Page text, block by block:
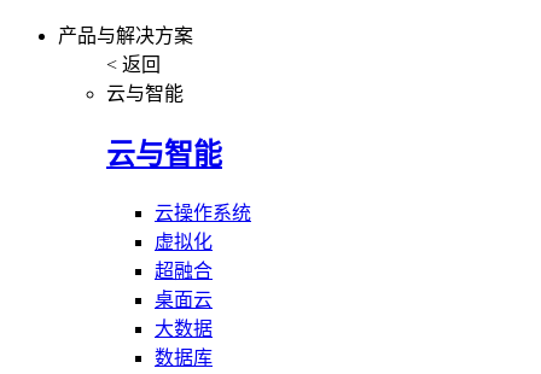
产品与解决方案
< 返回
云与智能
云与智能
云操作系统
虚拟化
超融合
桌面云
大数据
数据库